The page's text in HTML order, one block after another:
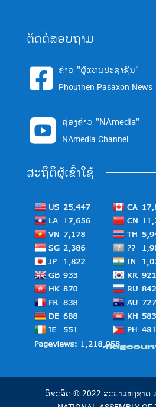
ຕິດຕໍ່ສອບຖາມ
 ຂ່າວ "ຜູ້ແທນປະຊາຊົນ"
Phouthen Pasaxon News
 ຊ່ອງຂ່າວ "NAmedia"
NAmedia Channel
ສະຖິຕິຜູ້ເຂົ້າໃຊ້
ລິຂະສິດ © 2022 ສະພາແຫ່ງຊາດ